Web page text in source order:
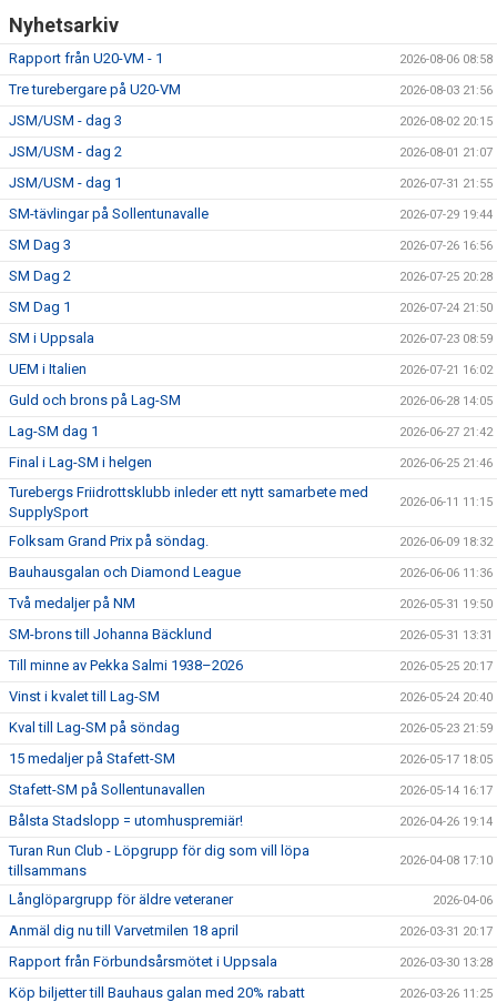
Nyhetsarkiv
Rapport från U20-VM - 1 2026-08-06 08:58
Tre turebergare på U20-VM 2026-08-03 21:56
JSM/USM - dag 3 2026-08-02 20:15
JSM/USM - dag 2 2026-08-01 21:07
JSM/USM - dag 1 2026-07-31 21:55
SM-tävlingar på Sollentunavalle 2026-07-29 19:44
SM Dag 3 2026-07-26 16:56
SM Dag 2 2026-07-25 20:28
SM Dag 1 2026-07-24 21:50
SM i Uppsala 2026-07-23 08:59
UEM i Italien 2026-07-21 16:02
Guld och brons på Lag-SM 2026-06-28 14:05
Lag-SM dag 1 2026-06-27 21:42
Final i Lag-SM i helgen 2026-06-25 21:46
Turebergs Friidrottsklubb inleder ett nytt samarbete med
SupplySport
2026-06-11 11:15
Folksam Grand Prix på söndag. 2026-06-09 18:32
Bauhausgalan och Diamond League 2026-06-06 11:36
Två medaljer på NM 2026-05-31 19:50
SM-brons till Johanna Bäcklund 2026-05-31 13:31
Till minne av Pekka Salmi 1938–2026 2026-05-25 20:17
Vinst i kvalet till Lag-SM 2026-05-24 20:40
Kval till Lag-SM på söndag 2026-05-23 21:59
15 medaljer på Stafett-SM 2026-05-17 18:05
Stafett-SM på Sollentunavallen 2026-05-14 16:17
Bålsta Stadslopp = utomhuspremiär! 2026-04-26 19:14
Turan Run Club - Löpgrupp för dig som vill löpa
tillsammans
2026-04-08 17:10
Långlöpargrupp för äldre veteraner 2026-04-06
Anmäl dig nu till Varvetmilen 18 april 2026-03-31 20:17
Rapport från Förbundsårsmötet i Uppsala 2026-03-30 13:28
Köp biljetter till Bauhaus galan med 20% rabatt 2026-03-26 11:25